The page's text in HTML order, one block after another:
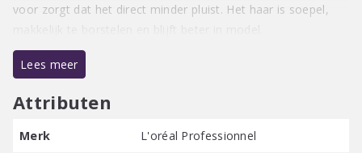
voor zorgt dat het direct minder pluist. Het haar is soepel,
Gebruiksaanwijzing:
Stap 1. Breng de haarolie aan op de handpalmen en warm de
olie eerst kort op door de handen tegen elkaar te wrijven.
Stap 2. Breng de olie geleidelijk aan op de lengtes en punten
Lees meer
Attributen
Merk L'oréal Professionnel